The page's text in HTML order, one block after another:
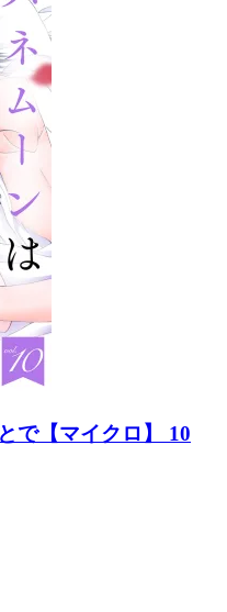
で【マイクロ】 10